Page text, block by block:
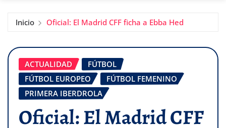
Inicio Oficial: El Madrid CFF ficha a Ebba Hed
ACTUALIDAD
FÚTBOL
FÚTBOL EUROPEO
FÚTBOL FEMENINO
PRIMERA IBERDROLA
Oficial: El Madrid CFF